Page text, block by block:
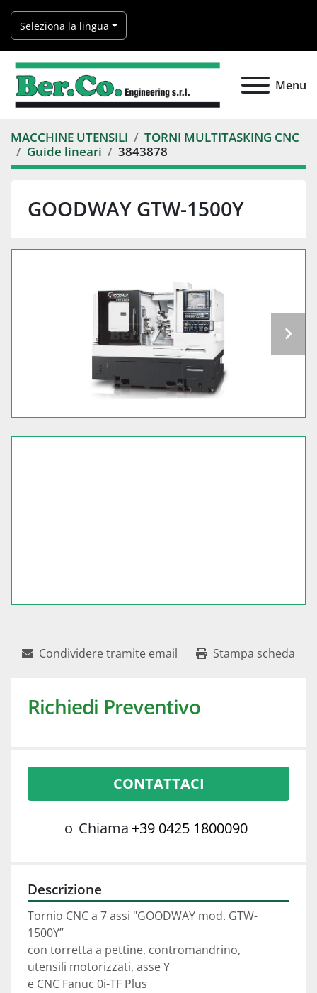
Seleziona la lingua
Menu
MACCHINE UTENSILI
TORNI MULTITASKING CNC
Guide lineari
3843878
GOODWAY GTW-1500Y
Condividere tramite email Stampa scheda
Richiedi Preventivo
CONTATTACI
o Chiama +39 0425 1800090
Descrizione
Tornio CNC a 7 assi "GOODWAY mod. GTW-
1500Y”
con torretta a pettine, contromandrino,
utensili motorizzati, asse Y
e CNC Fanuc 0i-TF Plus